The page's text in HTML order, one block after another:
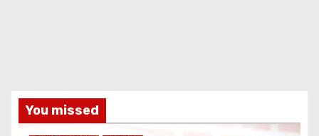
You missed